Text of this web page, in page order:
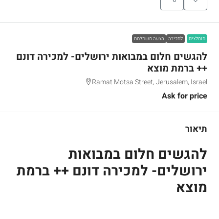
מומלצים למכירה הצעה משתלמת
להגשים חלום במבואות ירושלים- למכירה דונם
++ ברמת מוצא
Ramat Motsa Street, Jerusalem, Israel
Ask for price
תיאור
להגשים חלום במבואות
ירושלים- למכירה דונם ++ ברמת
מוצא